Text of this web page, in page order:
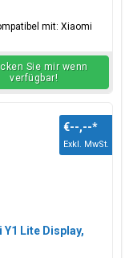
mit: Xiaomi
Sie mir wenn
verfügbar!
Lite Display,
€--,--*
Exkl. MwSt.